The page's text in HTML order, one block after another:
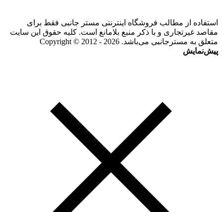
استفاده از مطالب فروشگاه اینترنتی مستر جانبی فقط برای
مقاصد غیرتجاری و با ذکر منبع بلامانع است. کلیه حقوق این سایت
متعلق به مسترجانبی می‌باشد. Copyright © 2012 - 2026
پیش‌نمایش